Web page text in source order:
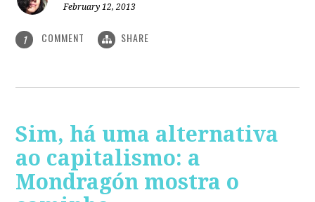
February 12, 2013
1 COMMENT SHARE
Sim, há uma alternativa
ao capitalismo: a
Mondragón mostra o